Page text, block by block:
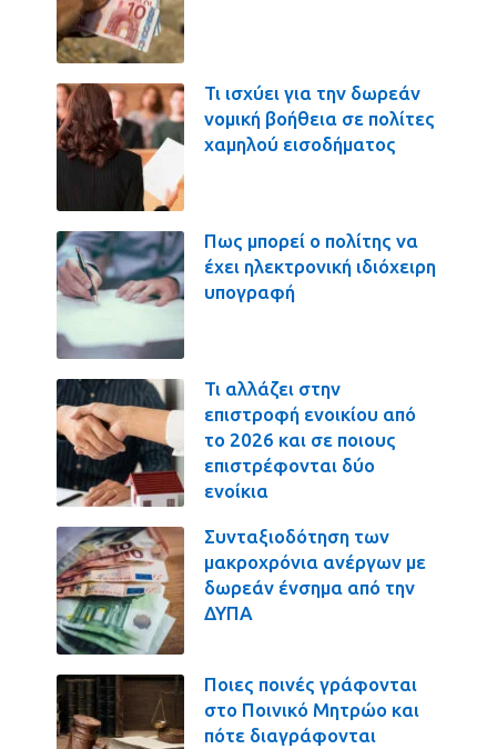
Τι ισχύει για την δωρεάν
νομική βοήθεια σε πολίτες
χαμηλού εισοδήματος
Πως μπορεί ο πολίτης να
έχει ηλεκτρονική ιδιόχειρη
υπογραφή
Τι αλλάζει στην
επιστροφή ενοικίου από
το 2026 και σε ποιους
επιστρέφονται δύο
ενοίκια
Συνταξιοδότηση των
μακροχρόνια ανέργων με
δωρεάν ένσημα από την
ΔΥΠΑ
Ποιες ποινές γράφονται
στο Ποινικό Μητρώο και
πότε διαγράφονται